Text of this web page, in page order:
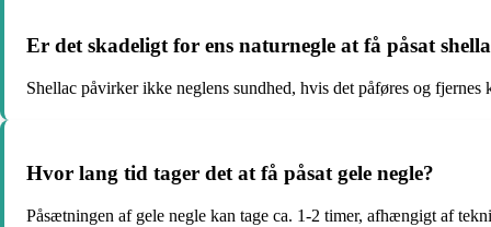
Er det skadeligt for ens naturnegle at få påsat
Shellac påvirker ikke neglens sundhed, hvis det påføres og fjernes
Hvor lang tid tager det at få påsat gele negle?
Påsætningen af gele negle kan tage ca. 1-2 timer, afhængigt af